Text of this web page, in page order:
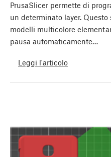
PrusaSlicer permette di
un determinato layer.
modelli multicolore
pausa automaticamente…
Leggi l'articolo